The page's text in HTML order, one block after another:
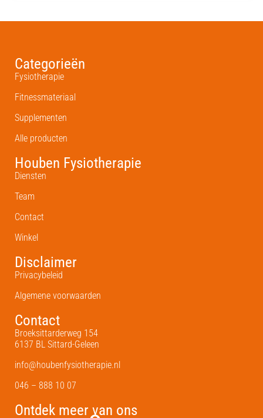
Categorieën
Fysiotherapie
Fitnessmateriaal
Supplementen
Alle producten
Houben Fysiotherapie
Diensten
Team
Contact
Winkel
Disclaimer
Privacybeleid
Algemene voorwaarden
Contact
Broeksittarderweg 154
6137 BL Sittard-Geleen
info@houbenfysiotherapie.nl
046 – 888 10 07
Ontdek meer van ons